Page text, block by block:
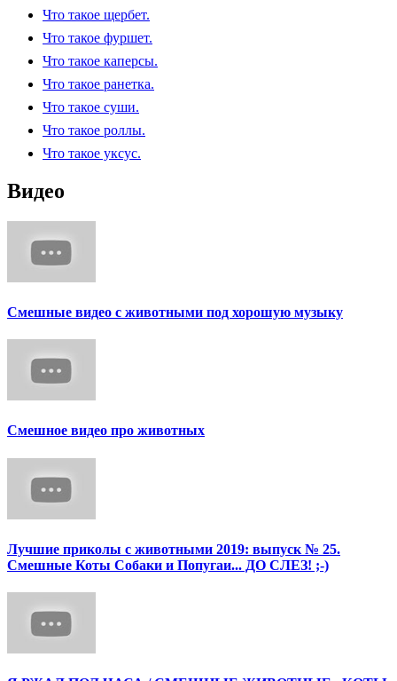
Что такое щербет.
Что такое фуршет.
Что такое каперсы.
Что такое ранетка.
Что такое суши.
Что такое роллы.
Что такое уксус.
Видео
Смешные видео с животными под хорошую музыку
Смешное видео про животных
Лучшие приколы с животными 2019: выпуск № 25.
Смешные Коты Собаки и Попугаи... ДО СЛЕЗ! ;-)